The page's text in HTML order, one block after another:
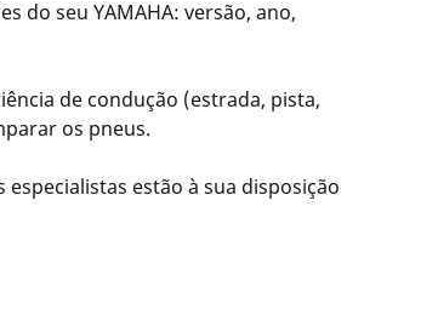
do seu YAMAHA: versão, ano,
de condução (estrada, pista,
os pneus.
estão à sua disposição